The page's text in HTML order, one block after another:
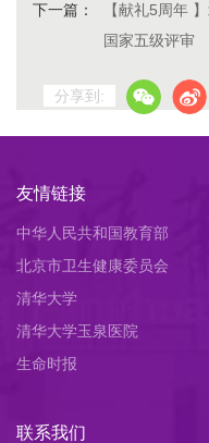
下一篇：
【献礼5周年
国家五级评审
分享到:
友情链接
中华人民共和国教育部
北京市卫生健康委员会
清华大学
清华大学玉泉医院
生命时报
联系我们